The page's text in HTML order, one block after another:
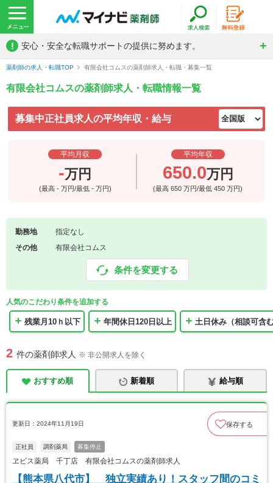
! 安心・安全な転職サポートの提供に努めます。
薬剤師の求人・転職TOP 有限会社コムスの薬剤師求人・転職・募集一覧
有限会社コムスの薬剤師求人・転職情報一覧
募集中正社員求人の平均年収・給与
平均月収
-万円
(最高 - 万円/最低 - 万円)
平均年収
650.0万円
(最高650万円/最低450万円)
勤務地
指定なし
その他
有限会社コムス
条件を変更する
人気のこだわり条件を追加する
残業月10ｈ以下 年間休日120日以上 土日休み（相談可含
2 件の薬剤師求人 ※ 非公開求人を除く
おすすめ順 新着順 給与順
更新日：2024年11月19日 保存する
正社員 調剤薬局 募集停止
ヱビス薬局 千丁店 有限会社コムスの薬剤師求人
【熊本県八代市】 独立実績あり！スタッフ間のコミ